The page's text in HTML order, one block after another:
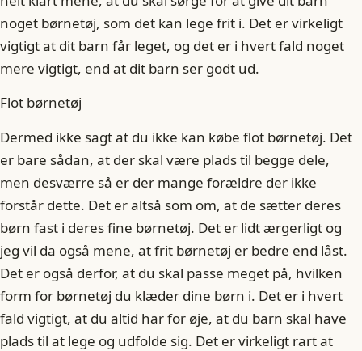
noget børnetøj, som det kan lege frit i. Det er virkeligt
vigtigt at dit barn får leget, og det er i hvert fald noget
mere vigtigt, end at dit barn ser godt ud.
Flot børnetøj
Dermed ikke sagt at du ikke kan købe flot børnetøj. Det
er bare sådan, at der skal være plads til begge dele,
men desværre så er der mange forældre der ikke
forstår dette. Det er altså som om, at de sætter deres
børn fast i deres fine børnetøj. Det er lidt ærgerligt og
jeg vil da også mene, at frit børnetøj er bedre end låst.
Det er også derfor, at du skal passe meget på, hvilken
form for børnetøj du klæder dine børn i. Det er i hvert
fald vigtigt, at du altid har for øje, at du barn skal have
plads til at lege og udfolde sig. Det er virkeligt rart at